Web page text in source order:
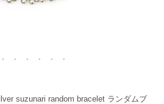
suzunari random bracelet ランダムブ